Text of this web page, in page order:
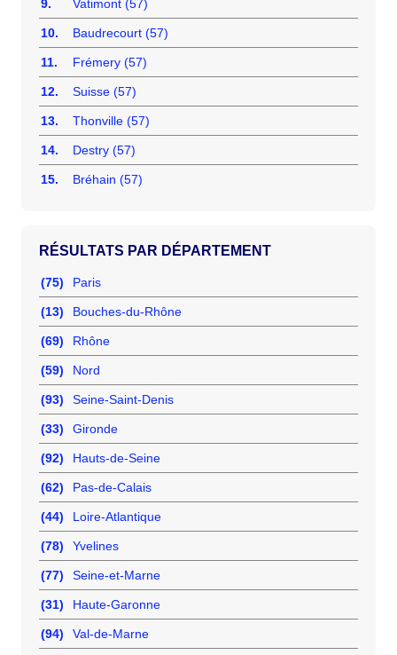
9. Vatimont (57)
10. Baudrecourt (57)
11. Frémery (57)
12. Suisse (57)
13. Thonville (57)
14. Destry (57)
15. Bréhain (57)
RÉSULTATS PAR DÉPARTEMENT
(75) Paris
(13) Bouches-du-Rhône
(69) Rhône
(59) Nord
(93) Seine-Saint-Denis
(33) Gironde
(92) Hauts-de-Seine
(62) Pas-de-Calais
(44) Loire-Atlantique
(78) Yvelines
(77) Seine-et-Marne
(31) Haute-Garonne
(94) Val-de-Marne